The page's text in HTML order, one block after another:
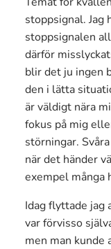
stoppsignal.
stoppsignalen
därför
blir det ju ingen
den i lätta
är väldigt nära
fokus på mig
störningar.
när det händer
exempel många
Idag flyttade jag
var förvisso
men man kunde